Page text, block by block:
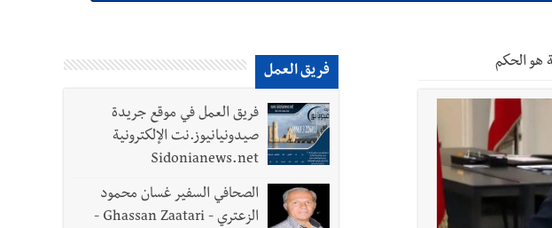
جميع اللبنانيين حول الجيش في هذه المرحلة الدقيقة
هو الحكم فريق العمل
فريق العمل في موقع جريدة
صيدونيانيوز.نت الإلكترونية
Sidonianews.net
الصحافي السفير غسان محمود
الزعتري - Ghassan Zaatari -